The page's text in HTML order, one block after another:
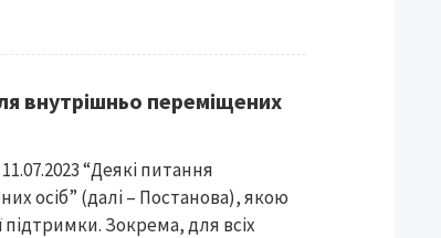
внутрішньо переміщених
“Деякі питання
осіб” (далі – Постанова), якою
Зокрема, для всіх